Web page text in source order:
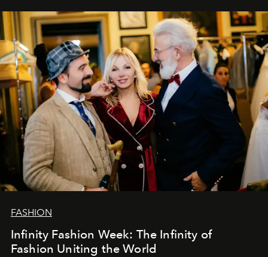
самыми искренними пожеланиями и теплом, ваша
командаL’Officiel Baltic .
FASHION
Infinity Fashion Week: The Infinity of
Fashion Uniting the World